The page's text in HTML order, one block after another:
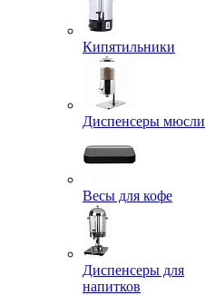
Кипятильники
Диспенсеры мюсли
Весы для кофе
Диспенсеры для
напитков